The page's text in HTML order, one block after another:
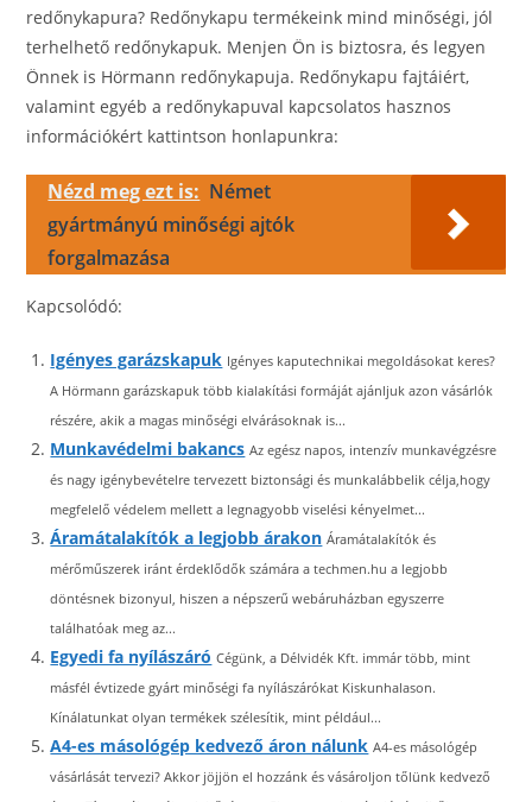
redőnykapura? Redőnykapu termékeink mind minőségi, jól
terhelhető redőnykapuk. Menjen Ön is biztosra, és legyen
Önnek is Hörmann redőnykapuja. Redőnykapu fajtáiért,
valamint egyéb a redőnykapuval kapcsolatos hasznos
információkért kattintson honlapunkra:
Nézd meg ezt is: Német
gyártmányú minőségi ajtók
forgalmazása
Kapcsolódó:
Igényes garázskapuk Igényes kaputechnikai megoldásokat keres?
A Hörmann garázskapuk több kialakítási formáját ajánljuk azon vásárlók
részére, akik a magas minőségi elvárásoknak is...
Munkavédelmi bakancs Az egész napos, intenzív munkavégzésre
és nagy igénybevételre tervezett biztonsági és munkalábbelik célja,hogy
megfelelő védelem mellett a legnagyobb viselési kényelmet...
Áramátalakítók a legjobb árakon Áramátalakítók és
mérőműszerek iránt érdeklődők számára a techmen.hu a legjobb
döntésnek bizonyul, hiszen a népszerű webáruházban egyszerre
találhatóak meg az...
Egyedi fa nyílászáró Cégünk, a Délvidék Kft. immár több, mint
másfél évtizede gyárt minőségi fa nyílászárókat Kiskunhalason.
Kínálatunkat olyan termékek szélesítik, mint például...
A4-es másológép kedvező áron nálunk A4-es másológép
vásárlását tervezi? Akkor jöjjön el hozzánk és vásároljon tőlünk kedvező